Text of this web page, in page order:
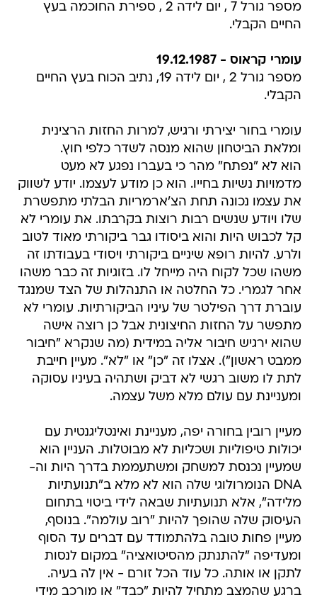
מספר גורל 7 , יום לידה 2 , ספירת החוכמה בעץ
החיים הקבלי.
עומרי קראוס - 19.12.1987
מספר גורל 2 , יום לידה 19, נתיב הכוח בעץ החיים
הקבלי.
עומרי בחור יצירתי ורגיש, למרות החזות הרצינית
ומלאת הביטחון שהוא מנסה לשדר כלפי חוץ.
הוא לא "נפתח" מהר כי בעברו נפגע לא מעט
מדמויות נשיות בחייו. הוא כן מודע לעצמו. יודע לשווק
את עצמו נכונה תחת הצ'ארמריות הבלתי מתפשרת
שלו ויודע שנשים רבות רוצות בקרבתו. את עומרי לא
קל לכבוש היות והוא ביסודו גבר ביקורתי מאוד לטוב
ולרע. להיות רופא שיניים ביקורתי ויסודי בעבודתו זה
משהו שכל לקוח היה מייחל לו. בזוגיות זה כבר משהו
אחר לגמרי. כל החלטה או התנהלות של הצד שמנגד
עוברת דרך הפילטר של עיניו הביקורתיות. עומרי לא
מתפשר על החזות החיצונית אבל כן רוצה אישה
שהוא ירגיש חיבור אליה במידית (מה שנקרא "חיבור
ממבט ראשון"). אצלו זה "כן" או "לא". מעיין חייבת
לתת לו משוב רגשי לא דביק ושתהיה בעיניו עסוקה
ומעניינת עם עולם מלא משל עצמה.
מעיין רובין בחורה יפה, מעניינת ואינטליגנטית עם
יכולות טיפוליות ושכליות לא מבוטלות. העניין הוא
שמעיין נכנסת למשחק ומשתעממת בדרך היות וה-
DNA הנומרולוגי שלה הוא לא מלא ב"תנועתיות
מלידה", אלא תנועתיות שבאה לידי ביטוי בתחום
העיסוק שלה שהופך להיות "רוב עולמה". בנוסף,
מעיין פחות טובה בלהתמודד עם דברים עד הסוף
ומעדיפה "להתנתק מהסיטואציה" במקום לנסות
לתקן או אותה. כל עוד הכל זורם - אין לה בעיה.
ברגע שהמצב מתחיל להיות "כבד" או מורכב מידי